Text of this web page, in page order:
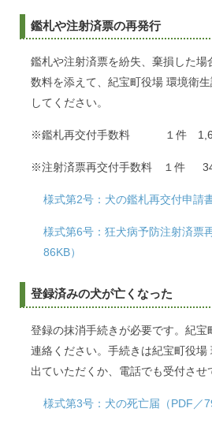
鑑札や注射済票の再発行
鑑札や注射済票を紛失、棄損した
数料を添えて、紀宝町役場 環境衛
してください。
※鑑札再交付手数料 １件
※注射済票再交付手数料 １件
様式第2号：犬の鑑札再交付申請
様式第6号：狂犬病予防注射済票
86KB）
登録済みの犬が亡くなった
登録の抹消手続きが必要です。紀
連絡ください。手続きは紀宝町役場
出ていただくか、電話でも受付させ
様式第3号：犬の死亡届（PDF／